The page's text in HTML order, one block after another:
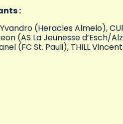
:
Yvandro (Heracles Almelo),
(AS La Jeunesse d’Esch/
(FC St. Pauli), THILL